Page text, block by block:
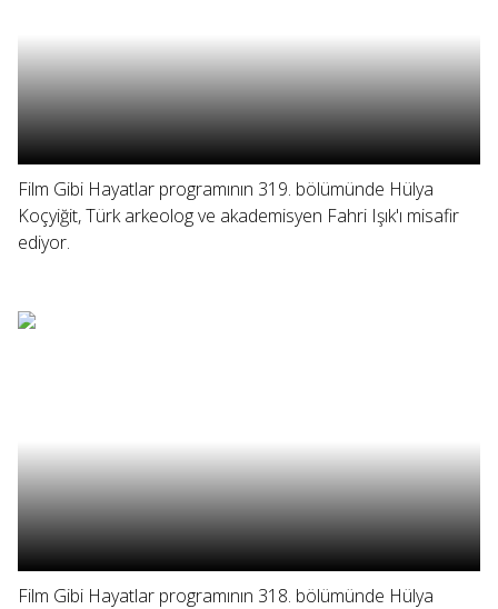
Film Gibi Hayatlar programının 319. bölümünde Hülya
Koçyiğit, Türk arkeolog ve akademisyen Fahri Işık'ı misafir
ediyor.
Film Gibi Hayatlar programının 318. bölümünde Hülya